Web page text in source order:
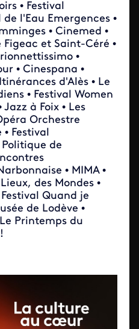
• Festival
l'Eau Emergences •
• Cinemed •
et Saint-Céré •
•
• Cinespana •
d'Alès • Le
• Festival Women
à Foix • Les
Orchestre
Festival
de
• MIMA •
des Mondes •
Quand je
de Lodève •
Printemps du